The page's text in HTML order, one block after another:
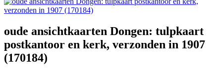
oude ansichtkaarten Dongen: tulpkaart
postkantoor en kerk, verzonden in 1907
(170184)